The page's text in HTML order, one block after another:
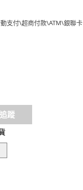
支付\超商付款\ATM\銀聯卡
蹤